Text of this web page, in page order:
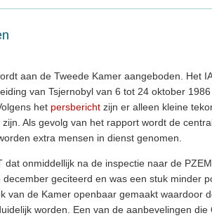
aan de Tweede Kamer aangeboden. Het
van Tsjernobyl van 6 tot 24 oktober
het persbericht zijn er alleen kleine
Als gevolg van het rapport wordt de
extra mensen in dienst genomen.
dat onmiddellijk na de inspectie naar de
geciteerd en was een stuk minder
van de Kamer openbaar gemaakt waardoor
worden. Een van de aanbevelingen die